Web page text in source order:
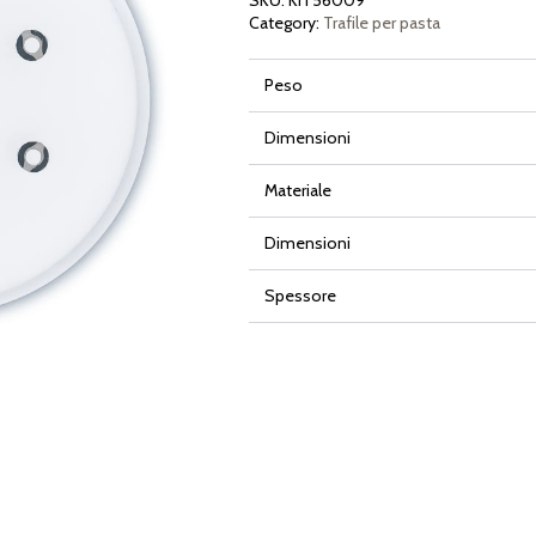
Category: Trafile per pasta
Peso
Dimensioni
Materiale
Dimensioni
Spessore